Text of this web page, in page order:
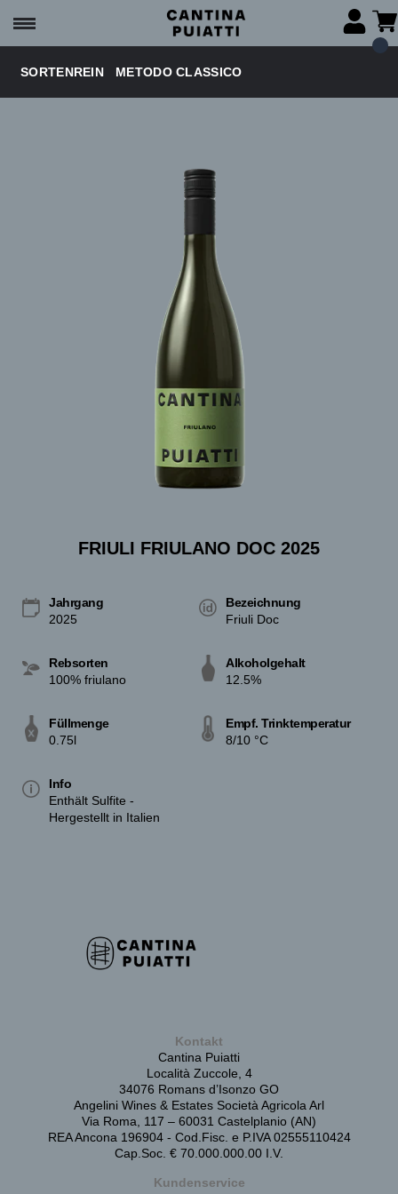
SORTENREIN METODO CLASSICO
FRIULI FRIULANO DOC 2025
Jahrgang
2025
Bezeichnung
Friuli Doc
Rebsorten
100% friulano
Alkoholgehalt
12.5%
Füllmenge
0.75l
Empf. Trinktemperatur
8/10 °C
Info
Enthält Sulfite -
Hergestellt in Italien
Kontakt
Cantina Puiatti
Località Zuccole, 4
34076 Romans d’Isonzo GO
Angelini Wines & Estates Società Agricola Arl
Via Roma, 117 – 60031 Castelplanio (AN)
REA Ancona 196904 - Cod.Fisc. e P.IVA 02555110424
Cap.Soc. € 70.000.000.00 I.V.
Kundenservice